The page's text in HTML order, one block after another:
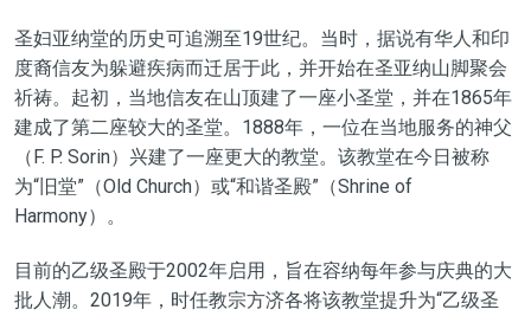
圣妇亚纳堂的历史可追溯至19世纪。当时，据说有华人和印
度裔信友为躲避疾病而迁居于此，并开始在圣亚纳山脚聚会
祈祷。起初，当地信友在山顶建了一座小圣堂，并在1865年
建成了第二座较大的圣堂。1888年，一位在当地服务的神父
（F. P. Sorin）兴建了一座更大的教堂。该教堂在今日被称
为“旧堂”（Old Church）或“和谐圣殿”（Shrine of
Harmony）。
目前的乙级圣殿于2002年启用，旨在容纳每年参与庆典的大
批人潮。2019年，时任教宗方济各将该教堂提升为“乙级圣